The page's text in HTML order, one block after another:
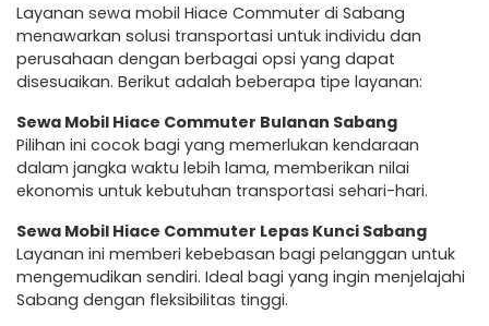
Layanan sewa mobil Hiace Commuter di Sabang
menawarkan solusi transportasi untuk individu dan
perusahaan dengan berbagai opsi yang dapat
disesuaikan. Berikut adalah beberapa tipe layanan:
Sewa Mobil Hiace Commuter Bulanan Sabang
Pilihan ini cocok bagi yang memerlukan kendaraan
dalam jangka waktu lebih lama, memberikan nilai
ekonomis untuk kebutuhan transportasi sehari-hari.
Sewa Mobil Hiace Commuter Lepas Kunci Sabang
Layanan ini memberi kebebasan bagi pelanggan untuk
mengemudikan sendiri. Ideal bagi yang ingin menjelajahi
Sabang dengan fleksibilitas tinggi.